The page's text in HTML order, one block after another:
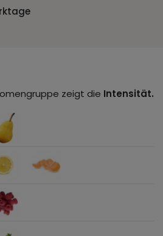
zeigt die Intensität.